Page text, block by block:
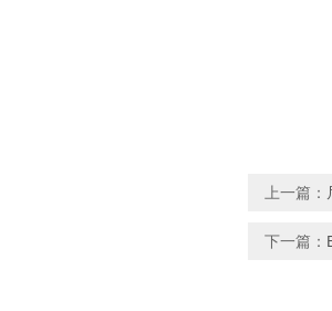
上一篇：
下一篇：